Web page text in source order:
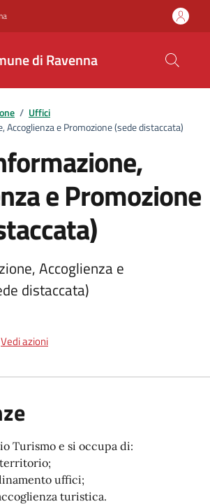
di Ravenna
/ Uffici
Accoglienza e Promozione (sede distaccata)
e Promozione
Accoglienza e
distaccata)
Vedi azioni
Turismo e si occupa di:
uffici;
turistica.